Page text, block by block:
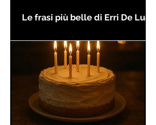
Le frasi più belle di Erri De Luca